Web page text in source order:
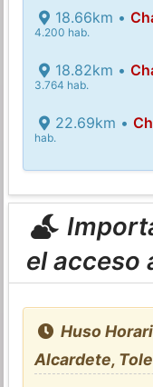
18.66km •
4.200 hab.
18.82km •
3.764 hab.
22.69km •
hab.
el acceso
Huso
Alcardete,